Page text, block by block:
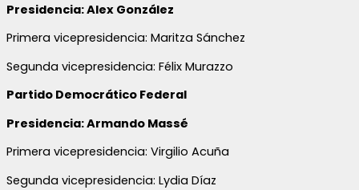
Presidencia: Alex González
Primera vicepresidencia: Maritza Sánchez
Segunda vicepresidencia: Félix Murazzo
Partido Democrático Federal
Presidencia: Armando Massé
Primera vicepresidencia: Virgilio Acuña
Segunda vicepresidencia: Lydia Díaz